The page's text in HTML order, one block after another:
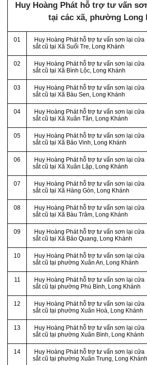
Huy Hoàng Phát hỗ trợ tư vấn
tại các xã, phường Long
01
Huy Hoàng Phát hỗ trợ tư vấn sơn lại cửa
sắt cũ tại Xã Suối Tre, Long Khánh
02
Huy Hoàng Phát hỗ trợ tư vấn sơn lại cửa
sắt cũ tại Xã Bình Lộc, Long Khánh
03
Huy Hoàng Phát hỗ trợ tư vấn sơn lại cửa
sắt cũ tại Xã Bàu Sen, Long Khánh
04
Huy Hoàng Phát hỗ trợ tư vấn sơn lại cửa
sắt cũ tại Xã Xuân Tân, Long Khánh
05
Huy Hoàng Phát hỗ trợ tư vấn sơn lại cửa
sắt cũ tại Xã Bảo Vinh, Long Khánh
06
Huy Hoàng Phát hỗ trợ tư vấn sơn lại cửa
sắt cũ tại Xã Xuân Lập, Long Khánh
07
Huy Hoàng Phát hỗ trợ tư vấn sơn lại cửa
sắt cũ tại Xã Hàng Gòn, Long Khánh
08
Huy Hoàng Phát hỗ trợ tư vấn sơn lại cửa
sắt cũ tại Xã Bàu Trâm, Long Khánh
09
Huy Hoàng Phát hỗ trợ tư vấn sơn lại cửa
sắt cũ tại Xã Bảo Quang, Long Khánh
10
Huy Hoàng Phát hỗ trợ tư vấn sơn lại cửa
sắt cũ tại phường Xuân An, Long Khánh
11
Huy Hoàng Phát hỗ trợ tư vấn sơn lại cửa
sắt cũ tại phường Phú Bình, Long Khánh
12
Huy Hoàng Phát hỗ trợ tư vấn sơn lại cửa
sắt cũ tại phường Xuân Hoà, Long Khánh
13
Huy Hoàng Phát hỗ trợ tư vấn sơn lại cửa
sắt cũ tại phường Xuân Bình, Long Khánh
14
Huy Hoàng Phát hỗ trợ tư vấn sơn lại cửa
sắt cũ tại phường Xuân Trung, Long Khánh